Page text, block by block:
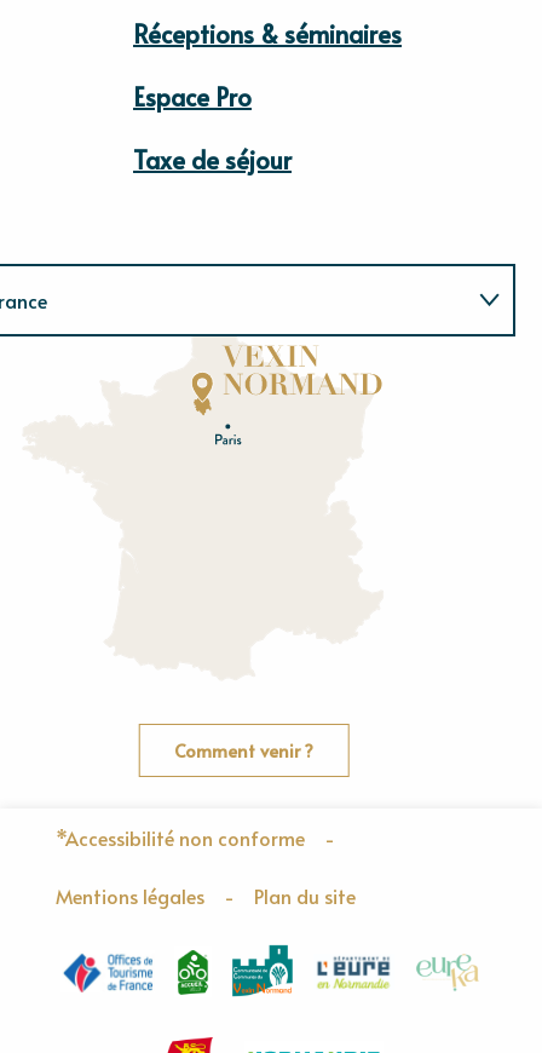
Réceptions & séminaires
Espace Pro
Taxe de séjour
Eure
rne
Comment venir ?
*Accessibilité non conforme -
Mentions légales - Plan du site